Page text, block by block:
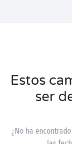
Estos
ser
¿No ha